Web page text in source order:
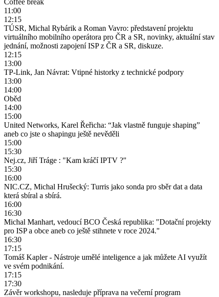
11:00
12:15
TÚSR, Michal Rybárik a Roman Vavro: představení projektu
virtuálního mobilního operátora pro ČR a SR, novinky, aktuální stav
jednání, možnosti zapojení ISP z ČR a SR, diskuze.
12:15
13:00
TP-Link, Jan Návrat: Vtipné historky z technické podpory
13:00
14:00
Oběd
14:00
15:00
United Networks, Karel Řeřicha: “Jak vlastně funguje shaping”
aneb co jste o shapingu ještě nevěděli
15:00
15:30
Nej.cz, Jiří Tráge : "Kam kráčí IPTV ?"
15:30
16:00
NIC.CZ, Michal Hrušecký: Turris jako sonda pro sběr dat a data
která sbíral a sbírá.
16:00
16:30
Michal Manhart, vedoucí BCO Česká republika: "Dotační projekty
pro ISP a obce aneb co ještě stihnete v roce 2024."
16:30
17:15
Tomáš Kapler - Nástroje umělé inteligence a jak můžete AI využít
ve svém podnikání.
17:15
17:30
Závěr workshopu, nasleduje příprava na večerní program